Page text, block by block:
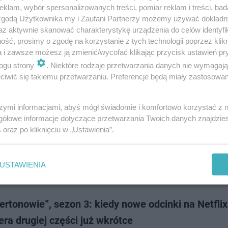
Wydarzenia Sezonu w stylu “Bridgertonów”. Swoją obecność na
przyjęciu w Hotelu Bellotto potwier…
co musicie pamiętać z poprzednich
zmierzają do nas z kolejnym, trzecim już sezonem i choć wielu z
planuje porządny rewatch, wiemy, że są też tacy, którzy nie pogardziliby
sezon 3: kiedy nowe odcinki na
drugiej części już wkrótce
wybór spersonalizowanych treści, pomiar reklam i treści,
Użytkownika my i Zaufani Partnerzy możemy używać
aktywnie skanować charakterystykę urządzenia do celów
prosimy o zgodę na korzystanie z tych technologii poprzez
i zawsze możesz ją zmienić/wycofać klikając przycisk ustawień
strony
. Niektóre rodzaje przetwarzania danych nie
się takiemu przetwarzaniu. Preferencje będą miały
informacjami, abyś mógł świadomie i komfortowo korzystać z
informacje dotyczące przetwarzania Twoich danych
oraz po kliknięciu w „Ustawienia”.
USTAWIENIA